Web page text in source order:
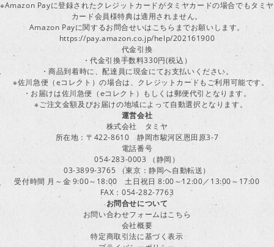
※Amazon Payに登録されたクレジットカードがタミヤカードの場合でもタミヤ
カード会員様特典は適用されません。
Amazon Payに関するお問合せいはこちらまでお願いします。
https://pay.amazon.co.jp/help/202161900
代金引換
・代金引換手数料330円(税込）
・商品到着時に、配達員に現金にてお支払いください。
※佐川急便（eコレクト）の場合は、クレジットカードもご利用可能です。
・お届けは佐川急便（eコレクト）もしくは郵便代引となります。
※ご注文金額及びお届けの地域によって自動選択となります。
運営会社
株式会社 タミヤ
所在地：〒422-8610 静岡市駿河区恩田原3-7
電話番号
054-283-0003 （静岡）
03-3899-3765 （東京：静岡へ自動転送）
受付時間 月～金 9:00～18:00 土日祝日 8:00～12:00／13:00～17:00
FAX：054-282-7763
お問合せについて
お問い合わせフォームはこちら
会社概要
特定商取引法に基づく表示